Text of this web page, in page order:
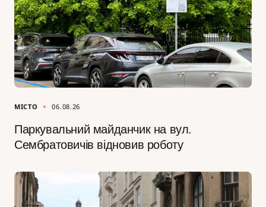
МІСТО 06.08.26
Паркувальний майданчик на вул.
Сембратовичів відновив роботу